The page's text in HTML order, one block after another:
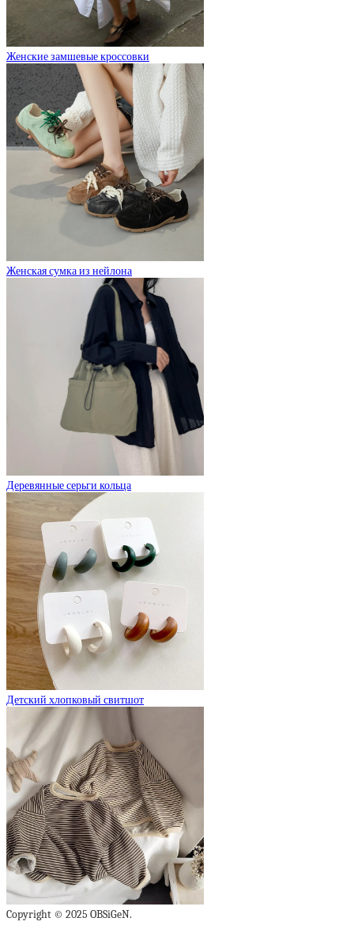
Женские замшевые кроссовки
Женская сумка из нейлона
Деревянные серьги кольца
Детский хлопковый свитшот
Copyright © 2025 OBSiGeN.